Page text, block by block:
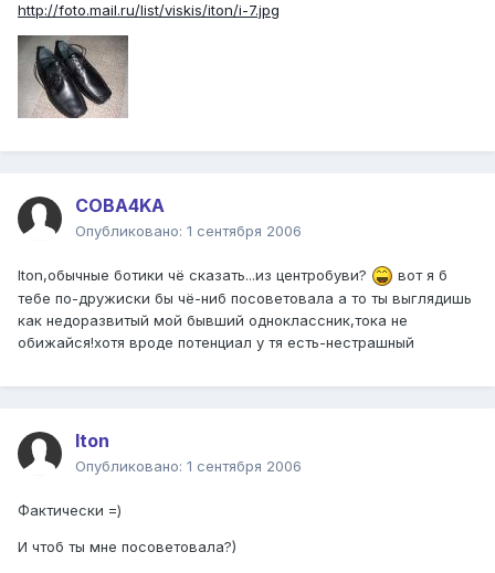
http://foto.mail.ru/list/viskis/iton/i-7.jpg
COBA4KA
Опубликовано: 1 сентября 2006
Iton,обычные ботики чё сказать...из центробуви?
вот я б
тебе по-дружиски бы чё-ниб посоветовала а то ты выглядишь
как недоразвитый мой бывший одноклассник,тока не
обижайся!хотя вроде потенциал у тя есть-нестрашный
Iton
Опубликовано: 1 сентября 2006
Фактически =)
И чтоб ты мне посоветовала?)